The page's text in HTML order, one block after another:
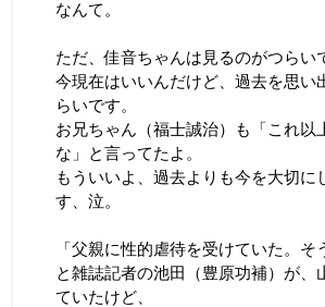
なんて。
ただ、佳音ちゃんは見るのがつらい
今現在はいいんだけど、過去を思い
らいです。
お兄ちゃん（福士誠治）も「これ以
な」と言ってたよ。
もういいよ、過去よりも今を大切に
す、泣。
「父親に性的虐待を受けていた。そ
と雑誌記者の池田（豊原功補）が、
ていたけど、